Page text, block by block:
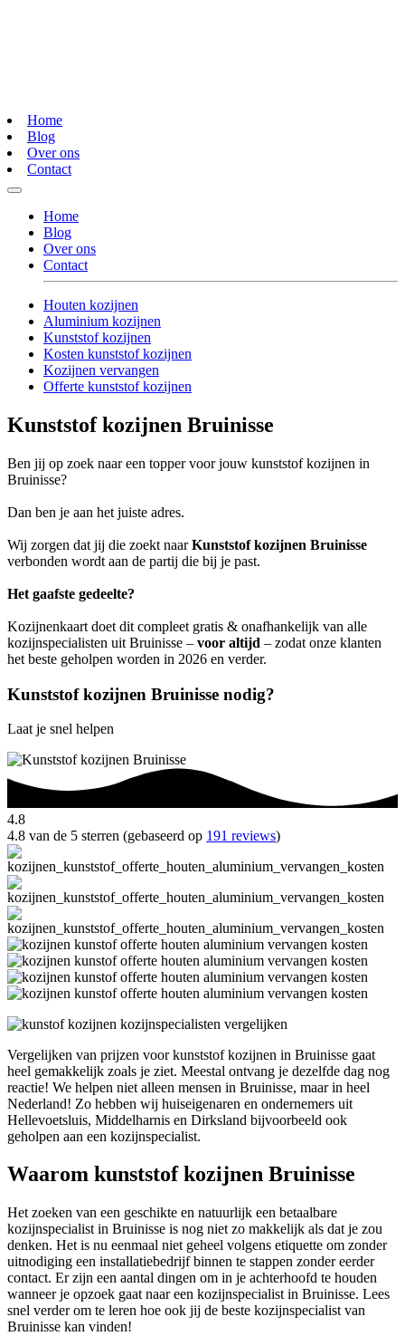
Home
Blog
Over ons
Contact
Home
Blog
Over ons
Contact
Houten kozijnen
Aluminium kozijnen
Kunststof kozijnen
Kosten kunststof kozijnen
Kozijnen vervangen
Offerte kunststof kozijnen
Kunststof kozijnen Bruinisse
Ben jij op zoek naar een topper voor jouw kunststof kozijnen in
Bruinisse?
Dan ben je aan het juiste adres.
Wij zorgen dat jij die zoekt naarKunststof kozijnen Bruinisse
verbonden wordt aan de partij die bij je past.
Het gaafste gedeelte?
Kozijnenkaart doet dit compleet gratis & onafhankelijk van alle
kozijnspecialisten uit Bruinisse – voor altijd – zodat onze klanten
het beste geholpen worden in 2026 en verder.
Kunststof kozijnen Bruinisse nodig?
Laat je snel helpen
4.8
4.8 van de 5 sterren (gebaseerd op 191 reviews)
Vergelijken van prijzen voor kunststof kozijnen in Bruinisse gaat
heel gemakkelijk zoals je ziet. Meestal ontvang je dezelfde dag nog
reactie! We helpen niet alleen mensen in Bruinisse, maar in heel
Nederland! Zo hebben wij huiseigenaren en ondernemers uit
Hellevoetsluis, Middelharnis en Dirksland bijvoorbeeld ook
geholpen aan een kozijnspecialist.
Waarom kunststof kozijnen Bruinisse
Het zoeken van een geschikte en natuurlijk een betaalbare
kozijnspecialist in Bruinisse is nog niet zo makkelijk als dat je zou
denken. Het is nu eenmaal niet geheel volgens etiquette om zonder
uitnodiging een installatiebedrijf binnen te stappen zonder eerder
contact. Er zijn een aantal dingen om in je achterhoofd te houden
wanneer je opzoek gaat naar een kozijnspecialist in Bruinisse. Lees
snel verder om te leren hoe ook jij de beste kozijnspecialist van
Bruinisse kan vinden!